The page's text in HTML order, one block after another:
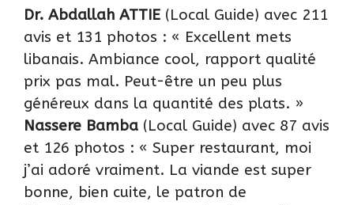
Dr. Abdallah ATTIE (Local Guide) avec 211
avis et 131 photos : « Excellent mets
libanais. Ambiance cool, rapport qualité
prix pas mal. Peut-être un peu plus
généreux dans la quantité des plats. »
Nassere Bamba (Local Guide) avec 87 avis
et 126 photos : « Super restaurant, moi
j’ai adoré vraiment. La viande est super
bonne, bien cuite, le patron de